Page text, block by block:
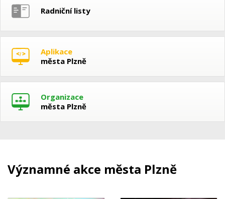
Radniční listy
Aplikace
města Plzně
Organizace
města Plzně
Významné akce města Plzně